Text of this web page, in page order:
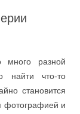
много разной
найти что-то
становится
фотографией и